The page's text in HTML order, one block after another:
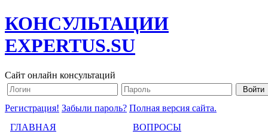
КОНСУЛЬТАЦИИ
EXPERTUS.SU
Сайт онлайн консультаций
Регистрация! Забыли пароль? Полная версия сайта.
ГЛАВНАЯ
ВОПРОСЫ